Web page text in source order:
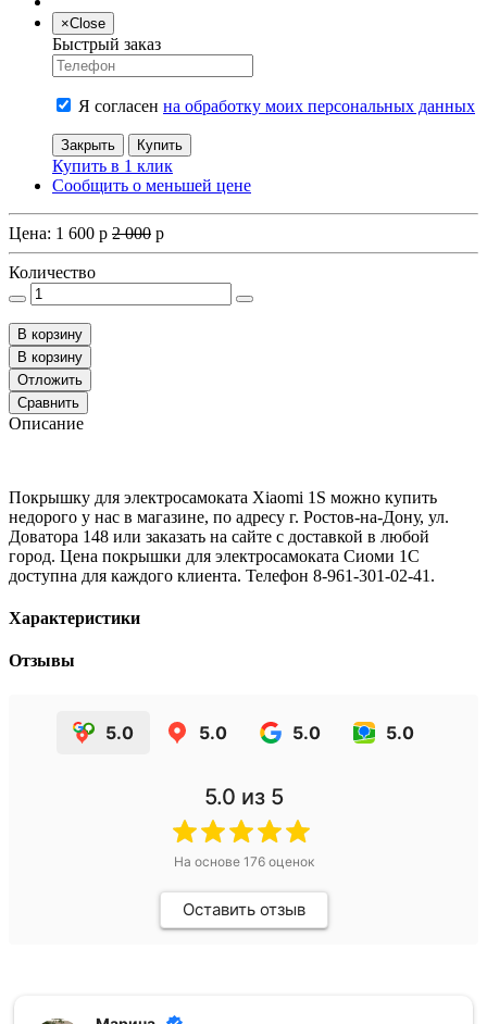
×Close
Быстрый заказ
Я согласен на обработку моих персональных данных
Закрыть Купить
Купить в 1 клик
Сообщить о меньшей цене
Цена: 1 600 p 2 000 p
Количество
В корзину
В корзину
Отложить
Сравнить
Описание
Покрышку для электросамоката Xiaomi 1S можно купить
недорого у нас в магазине, по адресу г. Ростов-на-Дону, ул.
Доватора 148 или заказать на сайте с доставкой в любой
город. Цена покрышки для электросамоката Сиоми 1С
доступна для каждого клиента. Телефон 8-961-301-02-41.
Характеристики
Отзывы
5.0 5.0 5.0 5.0
5.0 из 5
На основе 176оценок
Оставить отзыв